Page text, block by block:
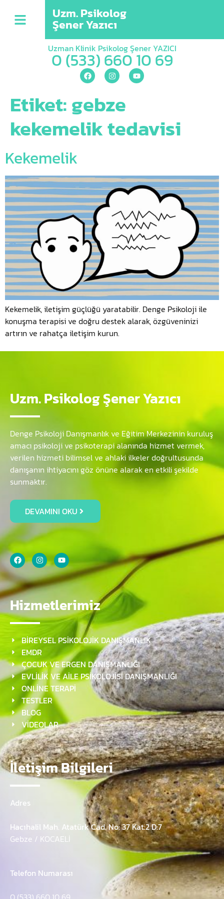
Uzm. Psikolog
Şener Yazıcı
Uzman Klinik Psikolog Şener YAZICI
0 (533) 660 10 69
Etiket:gebze
kekemelik tedavisi
Kekemelik
Kekemelik, iletişim güçlüğü yaratabilir. Denge Psikoloji ile
konuşma terapisi ve doğru destek alarak, özgüveninizi
artırın ve rahatça iletişim kurun.
Uzm. Psikolog Şener Yazıcı
Denge Psikoloji Danışmanlık ve Eğitim Merkezinin kuruluş
amacı psikoloji ve psikoterapi alanında hizmet vermek,
verilen hizmeti bilimsel ve ahlaki ilkeler doğrultusunda
danışanın ihtiyacını göz önüne alarak en etkili şekilde
sunmaktır.
DEVAMINI OKU
Hizmetlerimiz
BİREYSEL PSİKOLOJİK DANIŞMANLIK
EMDR
ÇOCUK VE ERGEN DANIŞMANLIĞI
EVLİLİK VE AİLE PSİKOLOJİSİ DANIŞMANLIĞI
ONLİNE TERAPİ
TESTLER
BLOG
VİDEOLAR
İletişim Bilgileri
Adres
Hacıhalil Mah. Atatürk Cad. No: 37 Kat:2 D:7
Gebze / KOCAELİ
Telefon Numarası